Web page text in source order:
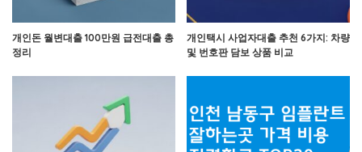
개인돈 월변대출 100만원 급전대출 총
정리
개인택시 사업자대출 추천 6가지: 차량
및 번호판 담보 상품 비교